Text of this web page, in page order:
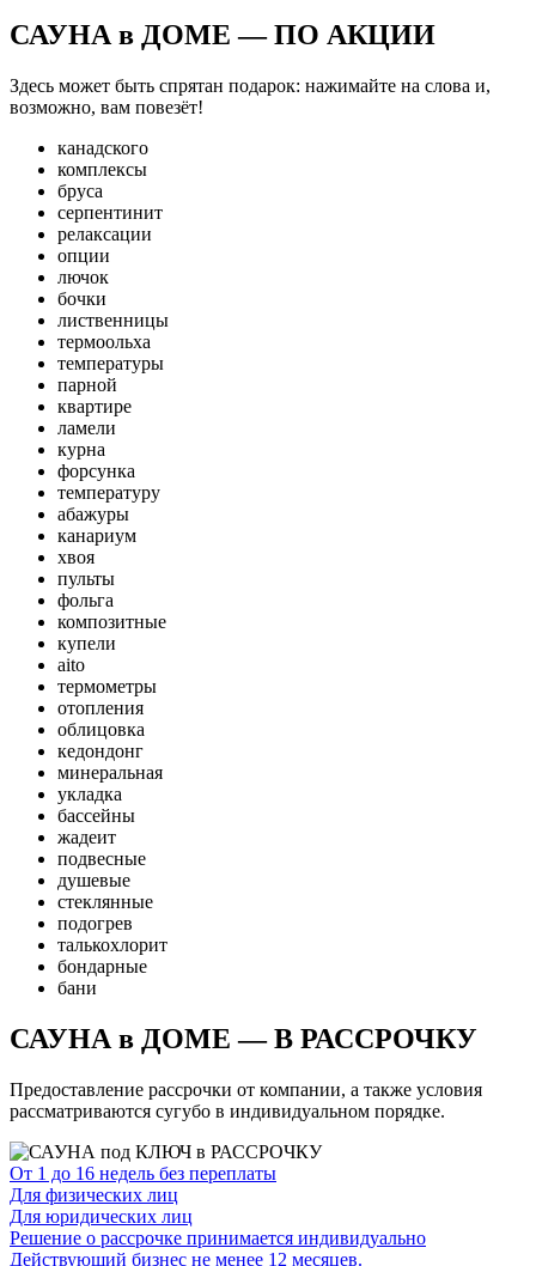
САУНА в ДОМЕ — ПО АКЦИИ
Здесь может быть спрятан подарок: нажимайте на слова и,
возможно, вам повезёт!
канадского
комплексы
бруса
серпентинит
релаксации
опции
лючок
бочки
лиственницы
термоольха
температуры
парной
квартире
ламели
курна
форсунка
температуру
абажуры
канариум
хвоя
пульты
фольга
композитные
купели
aito
термометры
отопления
облицовка
кедондонг
минеральная
укладка
бассейны
жадеит
подвесные
душевые
стеклянные
подогрев
талькохлорит
бондарные
бани
САУНА в ДОМЕ — В РАССРОЧКУ
Предоставление рассрочки от компании, а также условия
рассматриваются сугубо в индивидуальном порядке.
От 1 до 16 недель без переплаты
Для физических лиц
Для юридических лиц
Решение о рассрочке принимается индивидуально
Действующий бизнес не менее 12 месяцев.